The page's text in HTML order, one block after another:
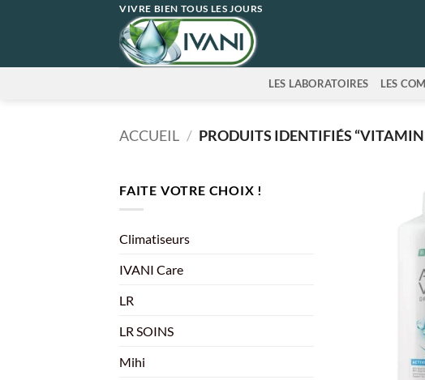
VIVRE BIEN TOUS LES JOURS
LES LABORATOIRES LES
ACCUEIL / PRODUITS IDENTIFIÉS
FAITE VOTRE CHOIX !
Climatiseurs
IVANI Care
LR
LR SOINS
Mihi